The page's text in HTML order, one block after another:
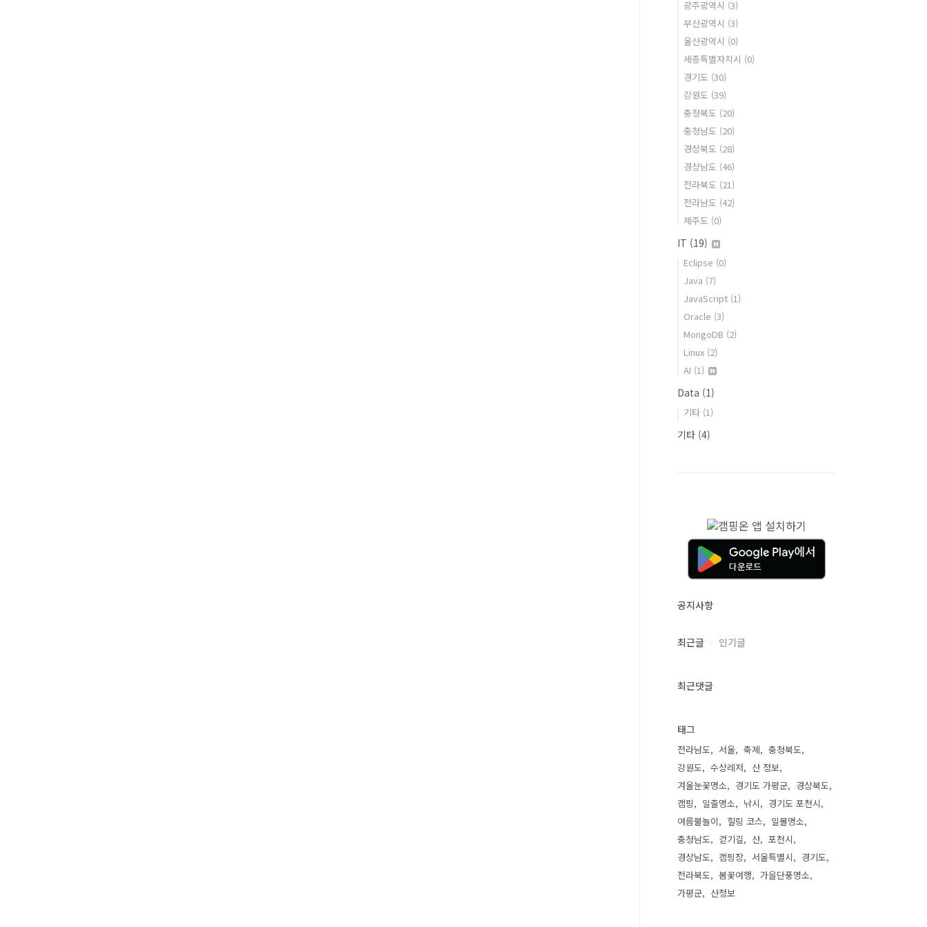
광주광역시 (3)
부산광역시 (3)
울산광역시 (0)
세종특별자치시 (0)
경기도 (30)
강원도 (39)
충청북도 (20)
충청남도 (20)
경상북도 (28)
경상남도 (46)
전라북도 (21)
전라남도 (42)
제주도 (0)
IT (19)
Eclipse (0)
Java (7)
JavaScript (1)
Oracle (3)
MongoDB (2)
Linux (2)
AI (1)
Data (1)
기타 (1)
기타 (4)
공지사항
최근글 인기글
최근댓글
태그
전라남도 서울 축제
충청북도
강원도
수상레저
산 정보
겨울눈꽃명소
경기도 가평군
경상북도
캠핑
일출명소 낚시
경기도 포천시
여름물놀이
힐링 코스
일몰명소
충청남도
걷기길 산
포천시
경상남도
캠핑장 서울특별시
경기도
전라북도
봄꽃여행
가을단풍명소
가평군
산정보